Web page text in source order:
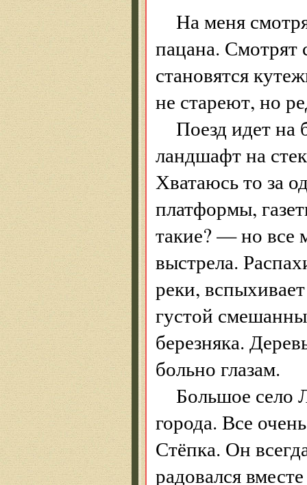
На меня
пацана. Смотрят
становятся
не стареют, но
Поезд идет на
ландшафт на
Хватаюсь то за
платформы,
такие? — но все
выстрела.
реки,
густой
березняка.
больно глазам.
Большое село
города. Все
Стёпка. Он
радовался